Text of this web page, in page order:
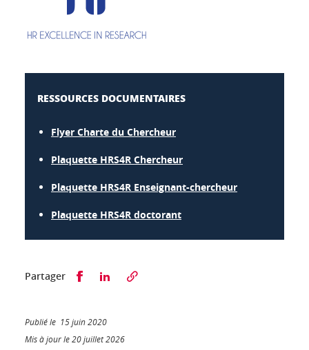
RESSOURCES DOCUMENTAIRES
Flyer Charte du Chercheur
Plaquette HRS4R Chercheur
Plaquette HRS4R Enseignant-chercheur
Plaquette HRS4R doctorant
Partager Partager sur Facebook
Partager sur LinkedIn
Publié le 15 juin 2020
Mis à jour le 20 juillet 2026